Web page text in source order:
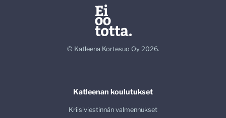
© Katleena Kortesuo Oy 2026.
Katleenan koulutukset
Kriisiviestinnän valmennukset